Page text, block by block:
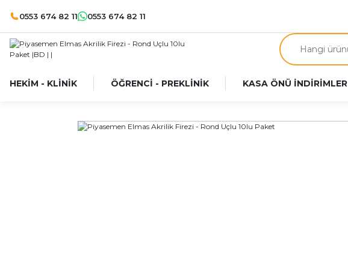
0553 674 82 11 0553 674 82 11
HEKİM - KLİNİK ÖĞRENCİ - PREKLİNİK KASA ÖNÜ İNDİRİMLER